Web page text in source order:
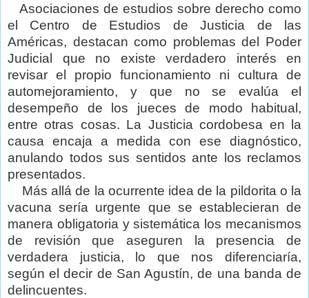
Asociaciones de estudios sobre derecho como
el Centro de Estudios de Justicia de las
Américas, destacan como problemas del Poder
Judicial que no existe verdadero interés en
revisar el propio funcionamiento ni cultura de
automejoramiento, y que no se evalúa el
desempeño de los jueces de modo habitual,
entre otras cosas. La Justicia cordobesa en la
causa encaja a medida con ese diagnóstico,
anulando todos sus sentidos ante los reclamos
presentados.
Más allá de la ocurrente idea de la pildorita o la
vacuna sería urgente que se establecieran de
manera obligatoria y sistemática los mecanismos
de revisión que aseguren la presencia de
verdadera justicia, lo que nos diferenciaría,
según el decir de San Agustín, de una banda de
delincuentes.